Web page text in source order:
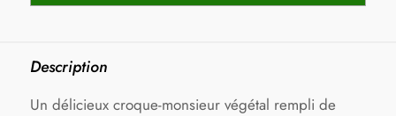
Description
Un délicieux croque-monsieur végétal rempli de